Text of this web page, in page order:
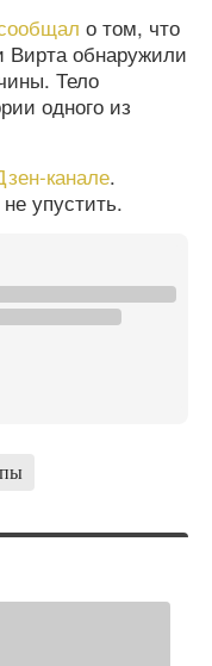
о том, что
Вирта обнаружили
Тело
одного из
канале.
упустить.